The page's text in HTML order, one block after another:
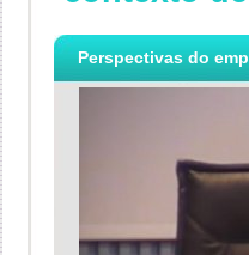
Perspectivas do